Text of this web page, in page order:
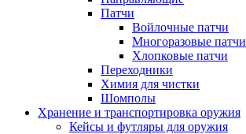
Патчи
Войлочные патчи
Многоразовые патчи
Хлопковые патчи
Переходники
Химия для чистки
Шомполы
Хранение и транспортировка оружия
Кейсы и футляры для оружия